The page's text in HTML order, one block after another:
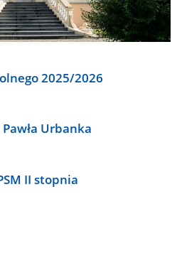
2025/2026
Urbanka
II stopnia